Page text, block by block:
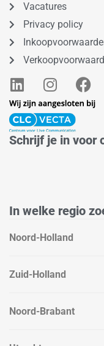
Vacatures
Privacy policy
L
i
n
k
e
I
n
s
t
a
F
a
c
b
Schrijf je in voor
In welke regio
Noord-Holland
Zuid-Holland
Noord-Brabant